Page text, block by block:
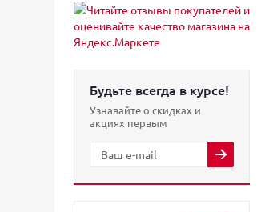
Будьте всегда в курсе!
Узнавайте о скидках и
акциях первым